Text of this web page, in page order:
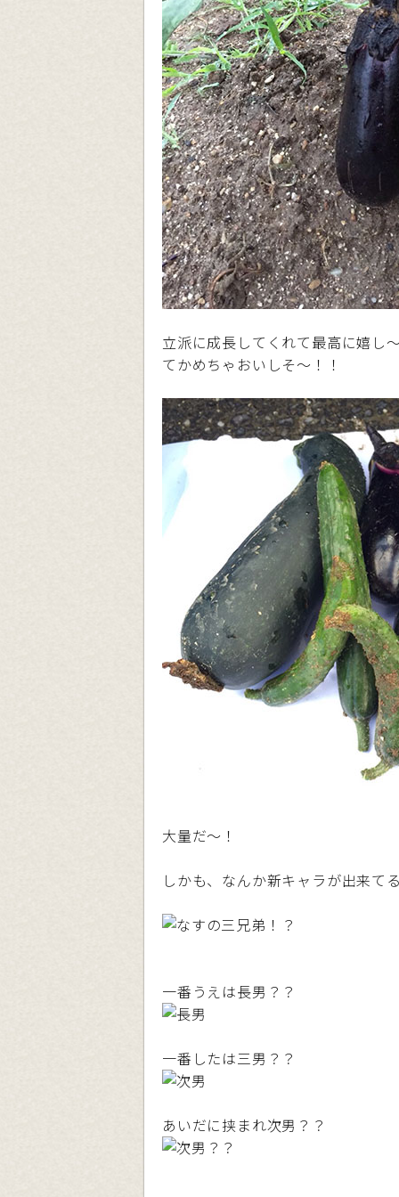
立派に成長してくれて最高に嬉し
てかめちゃおいしそ〜！！
大量だ〜！
しかも、なんか新キャラが出来て
一番うえは長男？？
一番したは三男？？
あいだに挟まれ次男？？